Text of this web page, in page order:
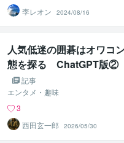
李レオン
2024/08/16
人気低迷の囲碁はオワ
態を探る ChatGPT版②
記事
エンタメ・趣味
3
西田玄一郎
2026/05/30